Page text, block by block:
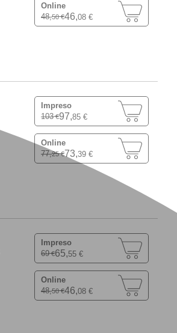
Online
48,50 €46,08 €
Impreso
103€97,85 €
Online
77,25 €73,39 €
Impreso
69€65,55 €
Online
48,50 €46,08 €